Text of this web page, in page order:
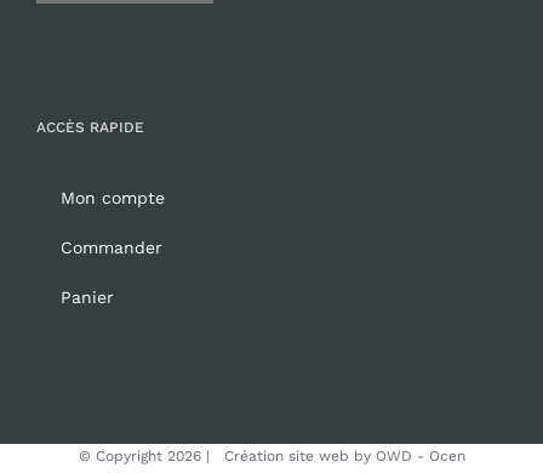
ACCÈS RAPIDE
Mon compte
Commander
Panier
© Copyright 2026 | Création site web by OWD - Ocen